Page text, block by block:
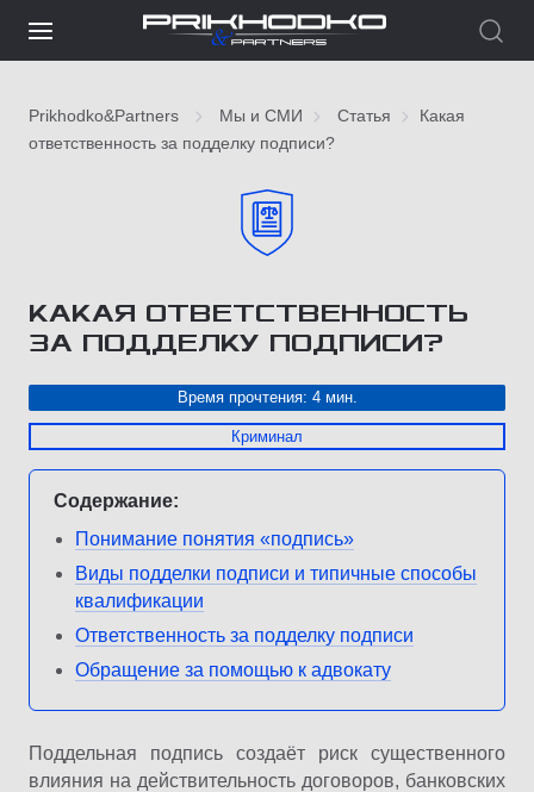
Prikhodko&Partners Мы и СМИ Статья
Какая
ответственность за подделку подписи?
КАКАЯ ОТВЕТСТВЕННОСТЬ
ЗА ПОДДЕЛКУ ПОДПИСИ?
Время прочтения: 4 мин.
Криминал
Содержание:
Понимание понятия «подпись»
Виды подделки подписи и типичные способы
квалификации
Ответственность за подделку подписи
Обращение за помощью к адвокату
Поддельная подпись создаёт риск существенного
влияния на действительность договоров, банковских